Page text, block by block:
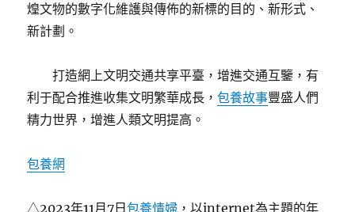
煌文物的數字化維護與傳佈的新標的目的、新形式、
新計劃。
打造網上文明交通共享平臺，增進交通互鑒，有
利于配合推進收集文明繁華成長，包養故事豐盛人們
精力世界，增進人類文明提高。
包養網
△2023年11月7日包養情婦 ，以internet為主題的年